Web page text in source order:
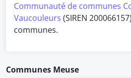
Communauté de communes
Vaucouleurs (SIREN
communes.
Communes Meuse